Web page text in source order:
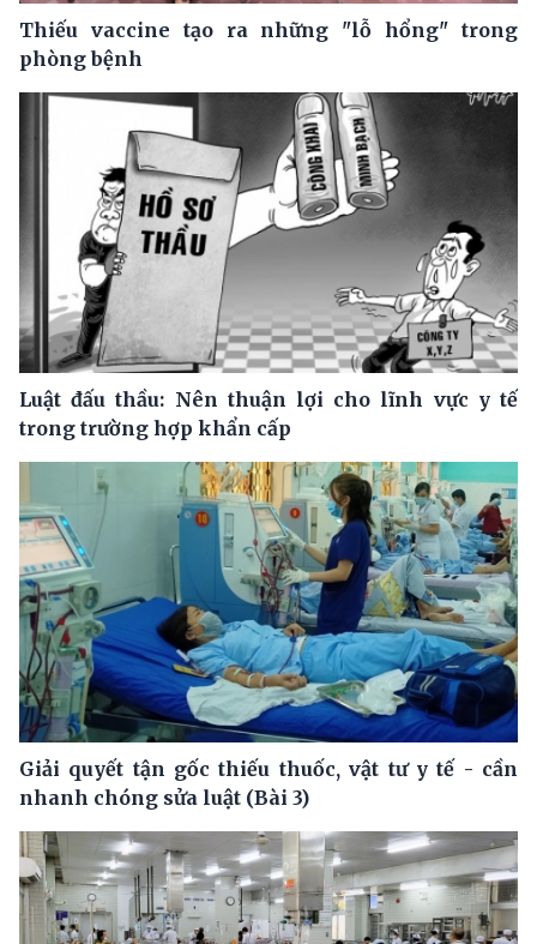
Thiếu vaccine tạo ra những "lỗ hổng" trong
phòng bệnh
Luật đấu thầu: Nên thuận lợi cho lĩnh vực y tế
trong trường hợp khẩn cấp
Giải quyết tận gốc thiếu thuốc, vật tư y tế - cần
nhanh chóng sửa luật (Bài 3)